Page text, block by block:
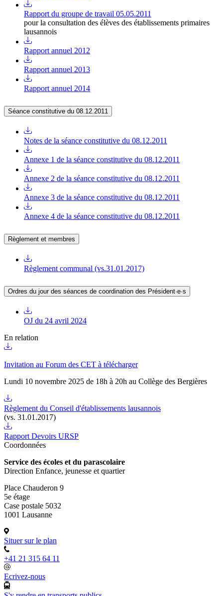
Rapport du groupe de travail 05.05.2011
pour la consultation des élèves des établissements primaires
lausannois
Rapport annuel 2012
Rapport annuel 2013
Rapport annuel 2014
Séance constitutive du 08.12.2011
Notes de la séance constitutive du 08.12.2011
Annexe 1 de la séance constitutive du 08.12.2011
Annexe 2 de la séance constitutive du 08.12.2011
Annexe 3 de la séance constitutive du 08.12.2011
Annexe 4 de la séance constitutive du 08.12.2011
Règlement et membres
Règlement communal (vs.31.01.2017)
Ordres du jour des séances de coordination des Président·e·s
OJ du 24 avril 2024
En relation
Invitation au Forum des CET à télécharger
Lundi 10 novembre 2025 de 18h à 20h au Collège des Bergières
Règlement du Conseil d'établissements lausannois
(vs. 31.01.2017)
Rapport Devoirs URSP
Coordonnées
Service des écoles et du parascolaire
Direction Enfance, jeunesse et quartier
Place Chauderon 9
5e étage
Case postale 5032
1001 Lausanne
Situer sur le plan
+41 21 315 64 11
Ecrivez-nous